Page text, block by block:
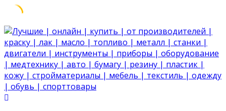
Skip
to
content